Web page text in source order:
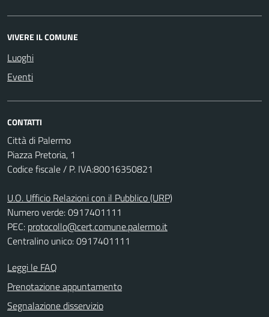
VIVERE IL COMUNE
Luoghi
Eventi
CONTATTI
Città di Palermo
Piazza Pretoria, 1
Codice fiscale / P. IVA:80016350821
U.O. Ufficio Relazioni con il Pubblico (URP)
Numero verde: 0917401111
PEC: protocollo@cert.comune.palermo.it
Centralino unico: 0917401111
Leggi le FAQ
Prenotazione appuntamento
Segnalazione disservizio